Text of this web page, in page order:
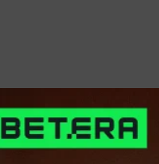
от московского
раунда Кубка